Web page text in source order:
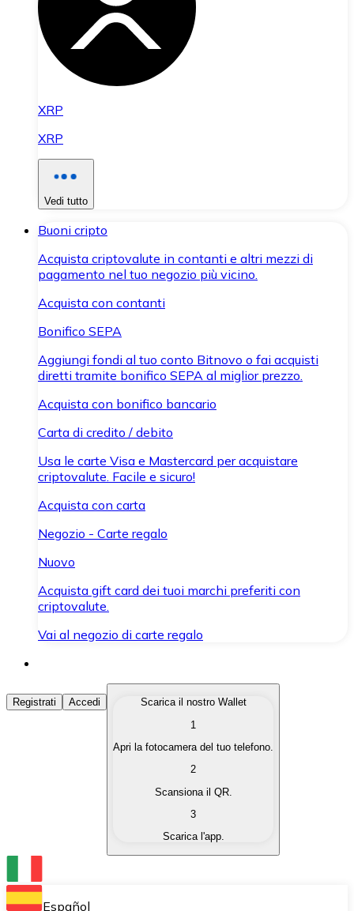
XRP
XRP
Vedi tutto
Buoni cripto
Acquista criptovalute in contanti e altri mezzi di
pagamento nel tuo negozio più vicino.
Acquista con contanti
Bonifico SEPA
Aggiungi fondi al tuo conto Bitnovo o fai acquisti
diretti tramite bonifico SEPA al miglior prezzo.
Acquista con bonifico bancario
Carta di credito / debito
Usa le carte Visa e Mastercard per acquistare
criptovalute. Facile e sicuro!
Acquista con carta
Negozio - Carte regalo
Nuovo
Acquista gift card dei tuoi marchi preferiti con
criptovalute.
Vai al negozio di carte regalo
Acquista Criptovalute
Acquista le criptovalute che ti interessano in modo
Converti le tue criptovalute in valuta fiat quando ne
Scambia una criptovaluta con un'altra
Conserva le tue cripto in un Wallet self-custodial.
Registrati Accedi
Scarica il nostro Wallet
1
Apri la fotocamera del tuo telefono.
2
Scansiona il QR.
3
Scarica l'app.
Español